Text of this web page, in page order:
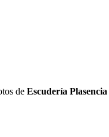
de Escudería Plasencia